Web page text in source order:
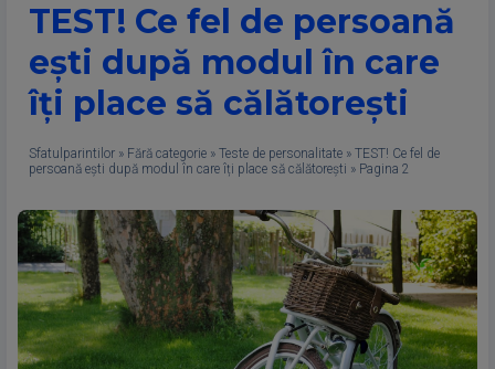
TEST! Ce fel de persoană
ești după modul în care
îți place să călătorești
Sfatulparintilor » Fără categorie » Teste de personalitate » TEST! Ce fel de
persoană ești după modul în care îți place să călătorești » Pagina 2